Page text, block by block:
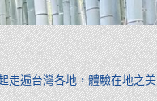
走遍台灣各地，體驗在地之美